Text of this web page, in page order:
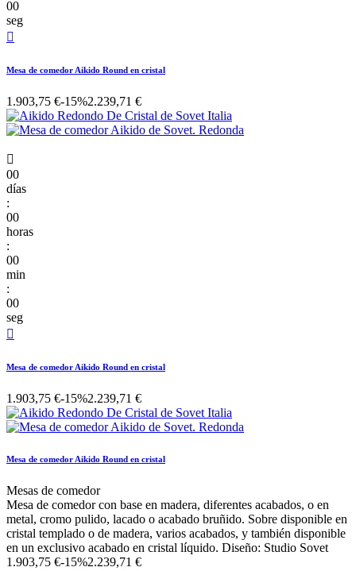
00
seg

Mesa de comedor Aikido Round en cristal
1.903,75 €-15%2.239,71 €

00
días
:
00
horas
:
00
min
:
00
seg

Mesa de comedor Aikido Round en cristal
1.903,75 €-15%2.239,71 €
Mesa de comedor Aikido Round en cristal
Mesas de comedor
Mesa de comedor con base en madera, diferentes acabados, o en
metal, cromo pulido, lacado o acabado bruñido. Sobre disponible en
cristal templado o de madera, varios acabados, y también disponible
en un exclusivo acabado en cristal líquido. Diseño: Studio Sovet
1.903,75 €-15%2.239,71 €